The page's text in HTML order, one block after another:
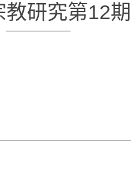
教研究第12期